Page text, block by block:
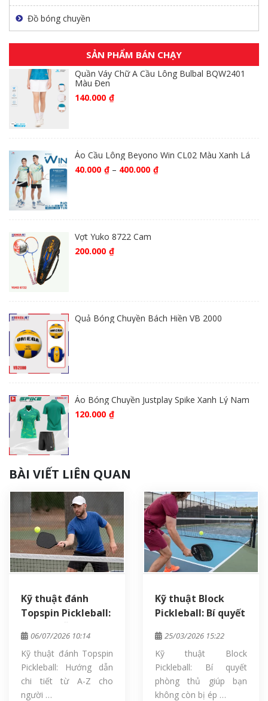
Đồ bóng chuyền
SẢN PHẨM BÁN CHẠY
Quần Váy Chữ A Cầu Lông Bulbal BQW2401
Màu Đen
140.000 ₫
Áo Cầu Lông Beyono Win CL02 Màu Xanh Lá
40.000 ₫ – 400.000 ₫
Vợt Yuko 8722 Cam
200.000 ₫
Quả Bóng Chuyền Bách Hiền VB 2000
Áo Bóng Chuyền Justplay Spike Xanh Lý Nam
120.000 ₫
BÀI VIẾT LIÊN QUAN
Kỹ thuật đánh
Topspin Pickleball:
từ A-Z cho người
mới
06/07/2026 10:14
Kỹ thuật đánh Topspin
Pickleball: Hướng dẫn
chi tiết từ A-Z cho
người …
Kỹ thuật Block
Pickleball: Bí quyết
bạn không còn bị
ép sân
25/03/2026 15:22
Kỹ thuật Block
Pickleball: Bí quyết
phòng thủ giúp bạn
không còn bị ép …